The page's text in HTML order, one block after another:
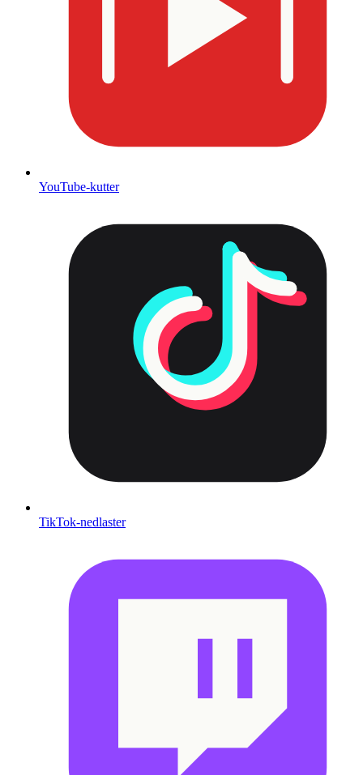
YouTube-kutter
TikTok-nedlaster